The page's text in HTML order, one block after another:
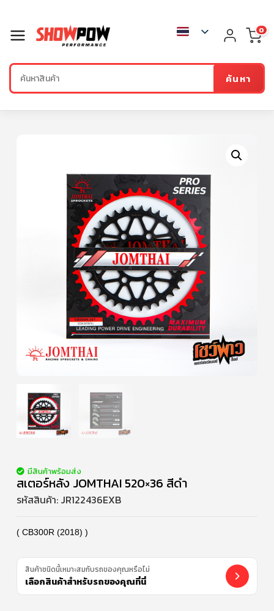
ค้นหา
0
มีสินค้าพร้อมส่ง
สเตอร์หลัง JOMTHAI 520×36 สีดำ
รหัสสินค้า: JR122436EXB
( CB300R (2018) )
สินค้าชนิดนี้เหมาะสมกับรถของคุณหรือไม่
เลือกสินค้าสำหรับรถของคุณที่นี่